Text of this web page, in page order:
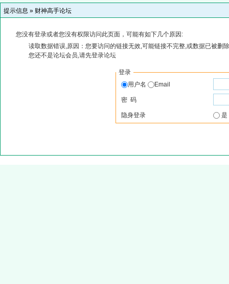
提示信息 » 财神高手论坛
您没有登录或者您没有权限访问此页面，可能有如下几个原因:
读取数据错误,原因：您要访问的链接无效,可能链接不完整,或数据已被删
您还不是论坛会员,请先登录论坛
登录
用户名
Email
密 码
隐身登录